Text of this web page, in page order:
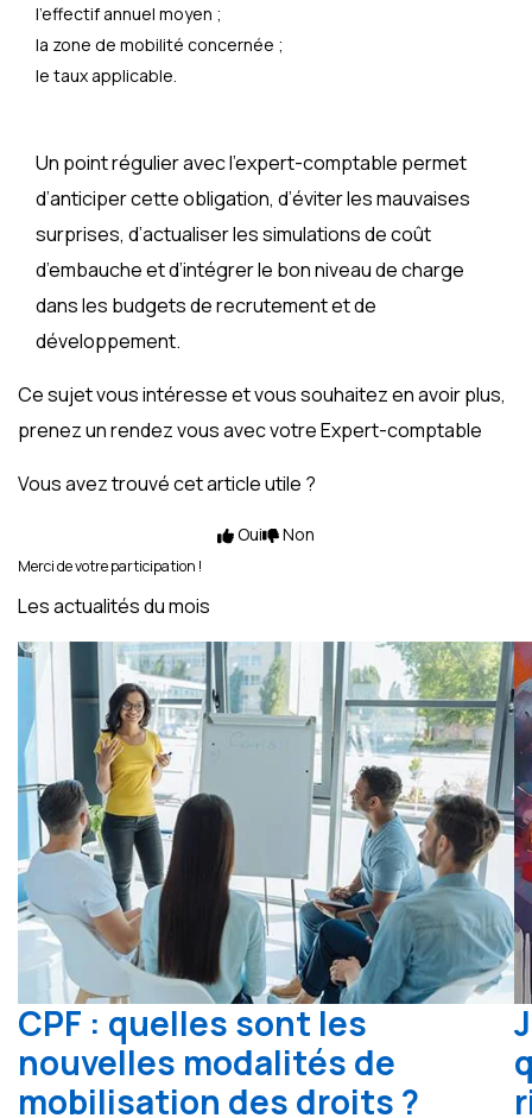
l’effectif annuel moyen ;
la zone de mobilité concernée ;
le taux applicable.
Un point régulier avec l’expert-comptable permet
d’anticiper cette obligation, d’éviter les mauvaises
surprises, d’actualiser les simulations de coût
d’embauche et d’intégrer le bon niveau de charge
dans les budgets de recrutement et de
développement.
Ce sujet vous intéresse et vous souhaitez en avoir plus,
prenez un rendez vous avec votre Expert-comptable
Vous avez trouvé cet article utile ?
Oui Non
Merci de votre participation !
Les actualités du mois
CPF : quelles sont les
nouvelles modalités de
mobilisation des droits ?